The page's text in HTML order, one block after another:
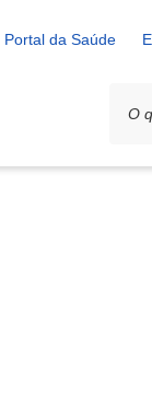
Portal da Saúde